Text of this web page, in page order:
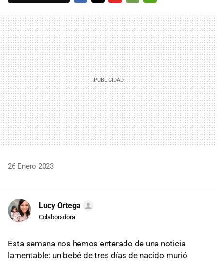
MAIL
26 Enero 2023
Lucy Ortega
Colaboradora
Esta semana nos hemos enterado de una noticia
lamentable: un bebé de tres días de nacido murió